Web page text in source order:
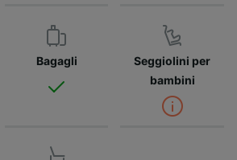
Bagagli
Seggiolini per
bambini